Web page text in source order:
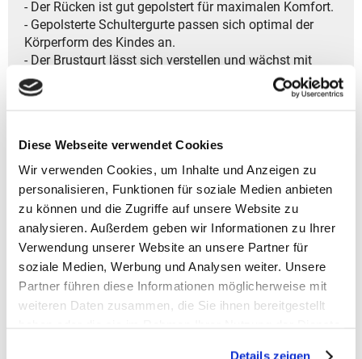
Diese Webseite verwendet Cookies
Wir verwenden Cookies, um Inhalte und Anzeigen zu
personalisieren, Funktionen für soziale Medien anbieten
zu können und die Zugriffe auf unsere Website zu
analysieren. Außerdem geben wir Informationen zu Ihrer
Verwendung unserer Website an unsere Partner für
soziale Medien, Werbung und Analysen weiter. Unsere
Partner führen diese Informationen möglicherweise mit
weiteren Daten zusammen, die Sie ihnen bereitgestellt
Details zeigen
- Der Rücken ist gut gepolstert für maximalen Komfort.
- Gepolsterte Schultergurte passen sich optimal der
Körperform des Kindes an.
- Der Brustgurt lässt sich verstellen und wächst mit
dem Kind mit.
- Ein Reißverschlussfach im Deckel sorgt für
Gegenstände.
- Eine eingebaute Lupe erleichtert das Betrachten von
Details.
- Kinderfreundliche Schnallen lassen sich einfach
öffnen und schließen.
- Ein Namensschild im Inneren bietet Platz für die
persönliche Kennzeichnung.
- Die ideale Tasche für jedes Abenteuer-robust,
komfortabel und perfekt geeignet für Schule, Sport und
Reisen,